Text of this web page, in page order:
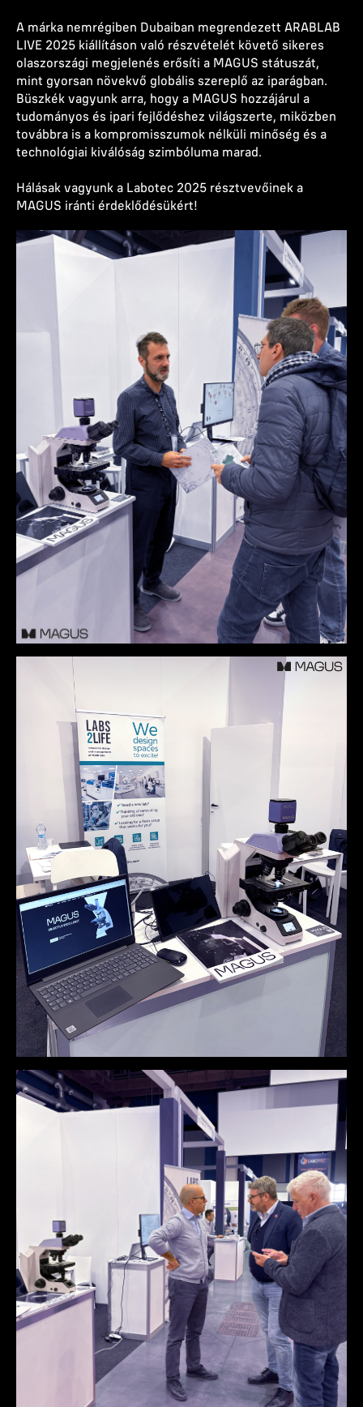
A márka nemrégiben Dubaiban megrendezett ARABLAB
LIVE 2025 kiállításon való részvételét követő sikeres
olaszországi megjelenés erősíti a MAGUS státuszát,
mint gyorsan növekvő globális szereplő az iparágban.
Büszkék vagyunk arra, hogy a MAGUS hozzájárul a
tudományos és ipari fejlődéshez világszerte, miközben
továbbra is a kompromisszumok nélküli minőség és a
technológiai kiválóság szimbóluma marad.
Hálásak vagyunk a Labotec 2025 résztvevőinek a
MAGUS iránti érdeklődésükért!